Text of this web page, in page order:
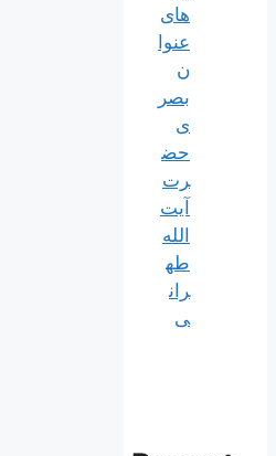
های
عنوا
ن
بصر
ی
حض
رت
آیت
الله
طه
ران
ی